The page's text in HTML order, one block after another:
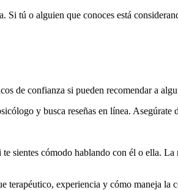
tú o alguien que conoces está
de confianza si pueden recomendar a
y busca reseñas en línea.
sientes cómodo hablando con él o ella.
terapéutico, experiencia y cómo maneja la